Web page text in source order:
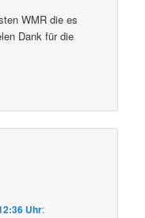
WMR die es
Dank für die
Uhr: